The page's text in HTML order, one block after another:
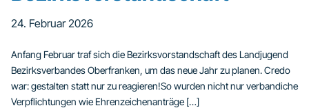
24. Februar 2026
Anfang Februar traf sich die Bezirksvorstandschaft des Landjugend
Bezirksverbandes Oberfranken, um das neue Jahr zu planen. Credo
war: gestalten statt nur zu reagieren!So wurden nicht nur verbandiche
Verpflichtungen wie Ehrenzeichenanträge […]